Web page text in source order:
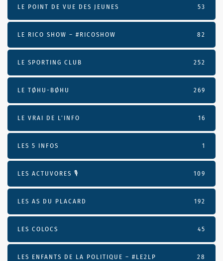
LE POINT DE VUE DES JEUNES 53
LE RICO SHOW – #RICOSHOW 82
LE SPORTING CLUB 252
LE TØHU-BØHU 269
LE VRAI DE L’INFO 16
LES 5 INFOS 1
LES ACTUVORES 🎙 109
LES AS DU PLACARD 192
LES COLOCS 45
LES ENFANTS DE LA POLITIQUE – #LE2LP 28